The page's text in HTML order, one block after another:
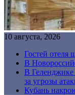
10 августа, 2026
Гостей отеля
В
В Геленджике
за угрозы
Кубань